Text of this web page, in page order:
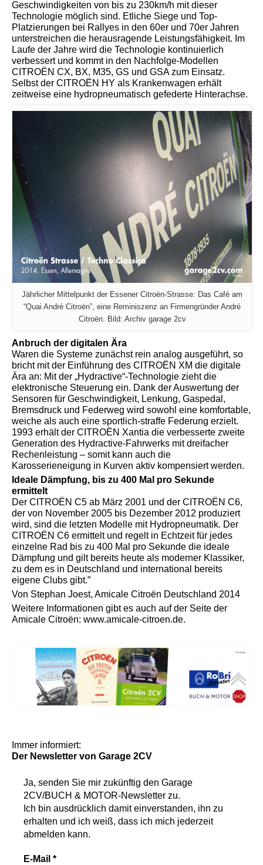
Geschwindigkeiten von bis zu 230km/h mit dieser
Technologie möglich sind. Etliche Siege und Top-
Platzierungen bei Rallyes in den 60er und 70er Jahren
unterstreichen die herausragende Leistungsfähigkeit. Im
Laufe der Jahre wird die Technologie kontinuierlich
verbessert und kommt in den Nachfolge-Modellen
CITROËN CX, BX, M35, GS und GSA zum Einsatz.
Selbst der CITROËN HY als Krankenwagen erhält
zeitweise eine hydropneumatisch gefederte Hinterachse.
Jährlicher Mittelpunkt der Essener Citroën-Strasse: Das Café am
“Quai André Citroën”, eine Reminiszenz an Firmengründer André
Citroën. Bild: Archiv garage 2cv
Anbruch der digitalen Ära
Waren die Systeme zunächst rein analog ausgeführt, so
bricht mit der Einführung des CITROËN XM die digitale
Ära an: Mit der „Hydractive“-Technologie zieht die
elektronische Steuerung ein. Dank der Auswertung der
Sensoren für Geschwindigkeit, Lenkung, Gaspedal,
Bremsdruck und Federweg wird sowohl eine komfortable,
weiche als auch eine sportlich-straffe Federung erzielt.
1993 erhält der CITROËN Xantia die verbesserte zweite
Generation des Hydractive-Fahrwerks mit dreifacher
Rechenleistung – somit kann auch die
Karosserieneigung in Kurven aktiv kompensiert werden.
Ideale Dämpfung, bis zu 400 Mal pro Sekunde
ermittelt
Der CITROËN C5 ab März 2001 und der CITROËN C6,
der von November 2005 bis Dezember 2012 produziert
wird, sind die letzten Modelle mit Hydropneumatik. Der
CITROËN C6 ermittelt und regelt in Echtzeit für jedes
einzelne Rad bis zu 400 Mal pro Sekunde die ideale
Dämpfung und gilt bereits heute als moderner Klassiker,
zu dem es in Deutschland und international bereits
eigene Clubs gibt.”
Von Stephan Joest, Amicale Citroën Deutschland 2014
Weitere Informationen gibt es auch auf der Seite der
Amicale Citroën: www.amicale-citroen.de.
Immer informiert:
Der Newsletter von Garage 2CV
Ja, senden Sie mir zukünftig den Garage
2CV/BUCH & MOTOR-Newsletter zu.
Ich bin ausdrücklich damit einverstanden, ihn zu
erhalten und ich weiß, dass ich mich jederzeit
abmelden kann.
E-Mail *